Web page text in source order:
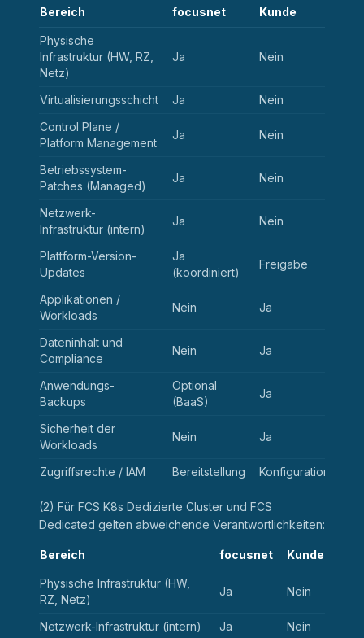
Bereich focusnet Kunde
Physische
Infrastruktur (HW, RZ,
Netz)
Ja Nein
Virtualisierungsschicht Ja
Nein
Control Plane /
Platform Management
Ja Nein
Betriebssystem-
Patches (Managed)
Ja Nein
Netzwerk-
Infrastruktur (intern)
Ja Nein
Plattform-Version-
Updates
Ja
(koordiniert)
Freigabe
Applikationen /
Workloads
Nein Ja
Dateninhalt und
Compliance
Nein Ja
Anwendungs-
Backups
Optional
(BaaS)
Ja
Sicherheit der
Workloads
Nein Ja
Zugriffsrechte / IAM Bereitstellung Konfiguration
(2) Für FCS K8s Dedizierte Cluster und FCS
Dedicated gelten abweichende Verantwortlichkeiten:
Bereich focusnet Kunde
Physische Infrastruktur (HW,
RZ, Netz)
Ja Nein
Netzwerk-Infrastruktur (intern) Ja Nein